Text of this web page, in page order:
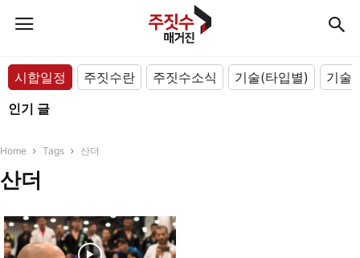
시합일정 주짓수란 주짓수소식 기술(타입별)
기술
인기 글
Home Tags 산더
산더